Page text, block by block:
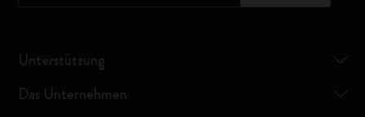
Unterstützung
Das Unternehmen